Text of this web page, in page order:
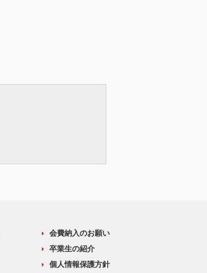
会費納入のお願い
卒業生の紹介
個人情報保護方針